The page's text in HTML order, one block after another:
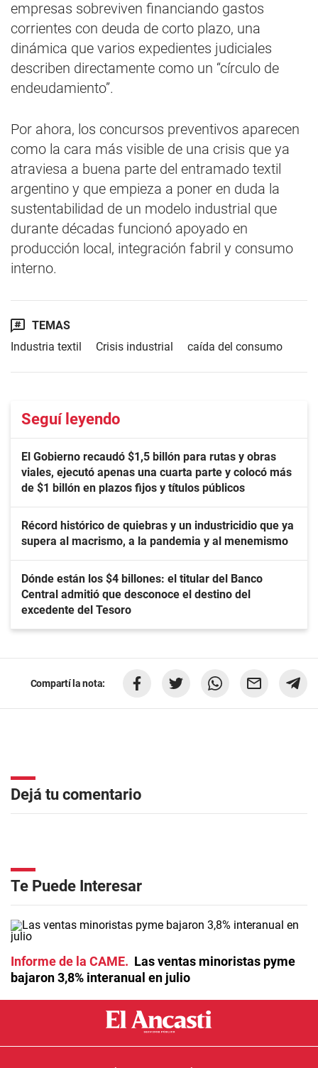
empresas sobreviven financiando gastos
corrientes con deuda de corto plazo, una
dinámica que varios expedientes judiciales
describen directamente como un “círculo de
endeudamiento”.
Por ahora, los concursos preventivos aparecen
como la cara más visible de una crisis que ya
atraviesa a buena parte del entramado textil
argentino y que empieza a poner en duda la
sustentabilidad de un modelo industrial que
durante décadas funcionó apoyado en
producción local, integración fabril y consumo
interno.
TEMAS
Industria textil
Crisis industrial caída del consumo
Seguí leyendo
El Gobierno recaudó $1,5 billón para rutas y obras
viales, ejecutó apenas una cuarta parte y colocó más
de $1 billón en plazos fijos y títulos públicos
Récord histórico de quiebras y un industricidio que ya
supera al macrismo, a la pandemia y al menemismo
Dónde están los $4 billones: el titular del Banco
Central admitió que desconoce el destino del
excedente del Tesoro
Compartí la nota:
Dejá tu comentario
Te Puede Interesar
Informe de la CAME
Las ventas minoristas pyme
bajaron 3,8% interanual en julio